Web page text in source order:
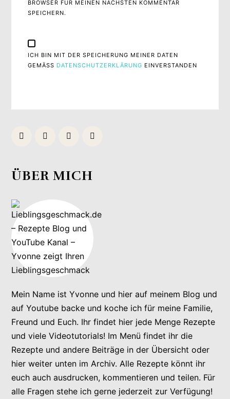
BROWSER FÜR MEINEN NÄCHSTEN KOMMENTAR
SPEICHERN.
ICH BIN MIT DER SPEICHERUNG MEINER DATEN
GEMÄSS DATENSCHUTZERKLÄRUNG EINVERSTANDEN
ÜBER MICH
Mein Name ist Yvonne und hier auf meinem Blog und
auf Youtube backe und koche ich für meine Familie,
Freund und Euch. Ihr findet hier jede Menge Rezepte
und viele Videotutorials! Im Menü findet ihr die
Rezepte und andere Beiträge in der Übersicht oder
hier weiter unten im Archiv. Alle Rezepte könnt ihr
euch auch ausdrucken, kommentieren und teilen. Für
alle Fragen stehe ich gerne jederzeit zur Verfügung!